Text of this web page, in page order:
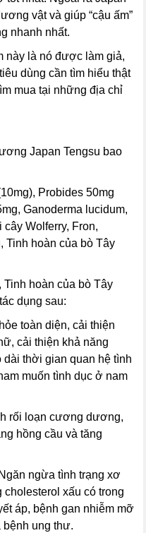
vật và giúp “cậu ấm”
nhanh nhất.
này là nó được làm giả,
dùng cần tìm hiểu thật
mua tại những địa chỉ
Japan Tengsu bao
Probides 50mg
Ganoderma lucidum,
Wolferry, Fron,
Tinh hoàn của bò Tây
Tinh hoàn của bò Tây
dụng sau:
toàn diện, cải thiện
cải thiện khả năng
thời gian quan hệ tình
muốn tình dục ở nam
rối loạn cương dương,
hồng cầu và tăng
Ngăn ngừa tình trạng xơ
xấu có trong
áp, bệnh gan nhiễm mỡ
ung thư.